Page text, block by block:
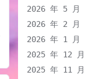
2026 年 5 月
2026 年 2 月
2026 年 1 月
2025 年 12 月
2025 年 11 月